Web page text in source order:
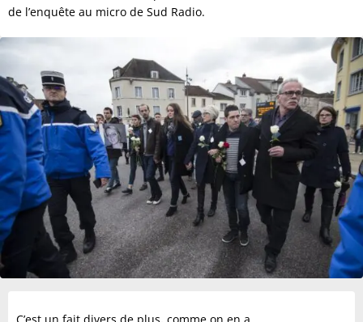
de l’enquête au micro de Sud Radio.